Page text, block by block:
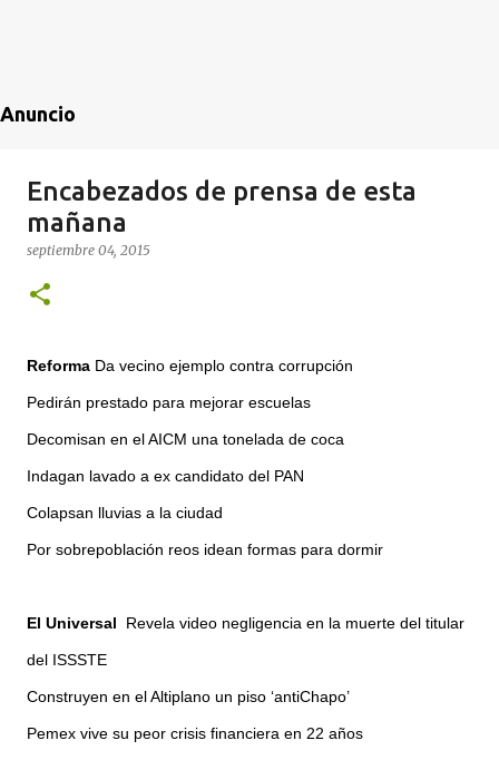
Anuncio
Encabezados de prensa de esta
mañana
septiembre 04, 2015
Reforma Da vecino ejemplo contra corrupción
Pedirán prestado para mejorar escuelas
Decomisan en el AICM una tonelada de coca
Indagan lavado a ex candidato del PAN
Colapsan lluvias a la ciudad
Por sobrepoblación reos idean formas para dormir
El Universal Revela video negligencia en la muerte del titular
del ISSSTE
Construyen en el Altiplano un piso ‘antiChapo’
Pemex vive su peor crisis financiera en 22 años